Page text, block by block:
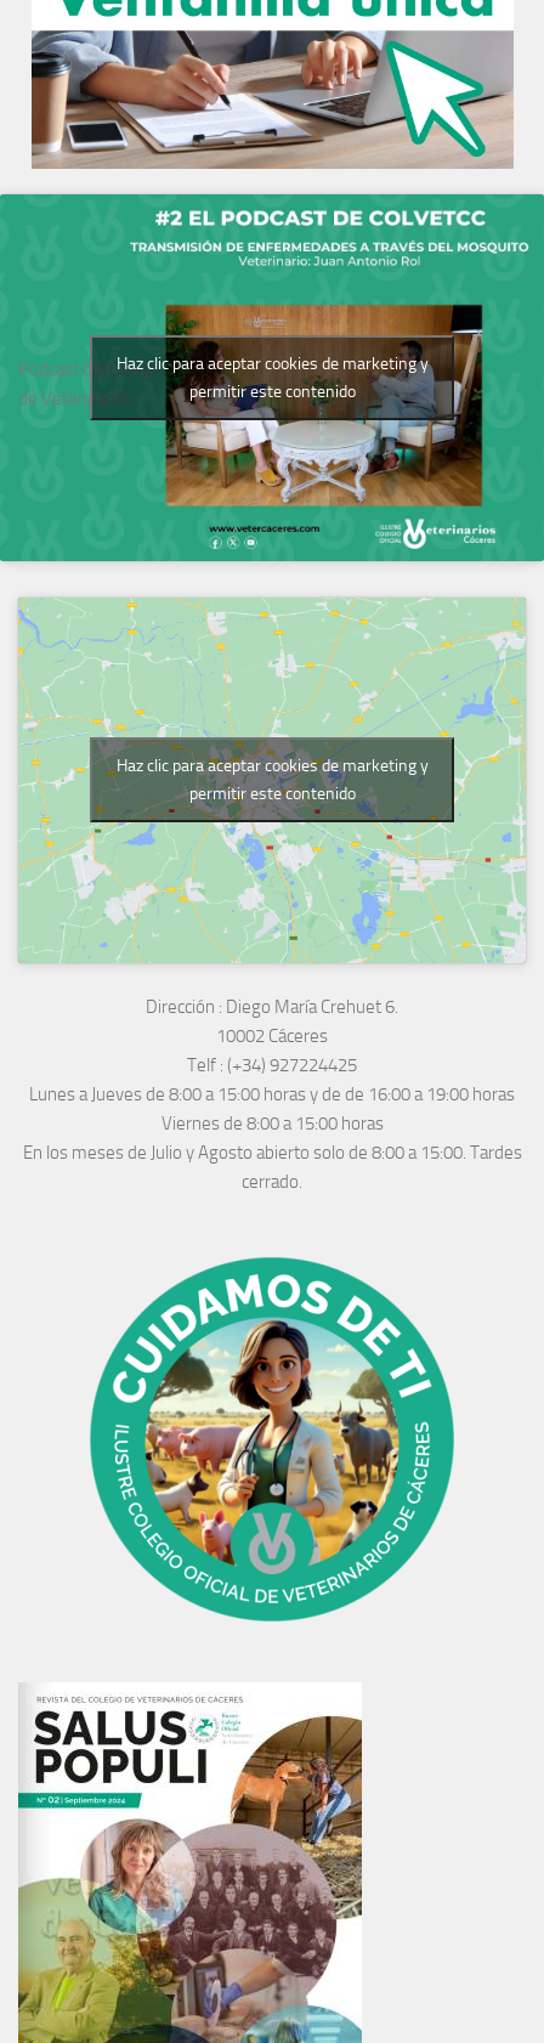
Podcast del Colegio
de Veterinarios
Haz clic para aceptar cookies de marketing y
permitir este contenido
Haz clic para aceptar cookies de marketing y
permitir este contenido
Dirección : Diego María Crehuet 6.
10002 Cáceres
Telf : (+34) 927224425
Lunes a Jueves de 8:00 a 15:00 horas y de de 16:00 a 19:00 horas
Viernes de 8:00 a 15:00 horas
En los meses de Julio y Agosto abierto solo de 8:00 a 15:00. Tardes
cerrado.